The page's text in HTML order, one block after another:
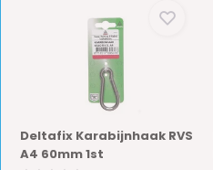
Deltafix Karabijnhaak RVS
A4 60mm 1st